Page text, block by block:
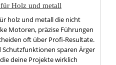
Holz und metall
holz und metall die nicht
Motoren, präzise Führungen
oft über Profi-Resultate.
Schutzfunktionen sparen Ärger
deine Projekte wirklich